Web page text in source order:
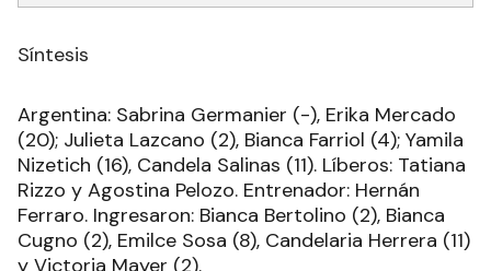
Síntesis
Argentina: Sabrina Germanier (-), Erika Mercado
(20); Julieta Lazcano (2), Bianca Farriol (4); Yamila
Nizetich (16), Candela Salinas (11). Líberos: Tatiana
Rizzo y Agostina Pelozo. Entrenador: Hernán
Ferraro. Ingresaron: Bianca Bertolino (2), Bianca
Cugno (2), Emilce Sosa (8), Candelaria Herrera (11)
y Victoria Mayer (2).